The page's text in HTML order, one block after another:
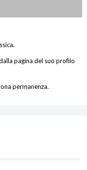
pagina del suo profilo
permanenza.